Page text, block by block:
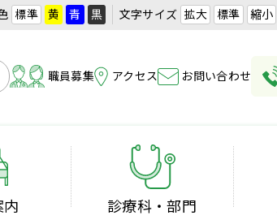
標準 黄 青 黒 文字サイズ 拡大 標準 縮小
職員募集 アクセス お問い合わせ
内 診療科・部門